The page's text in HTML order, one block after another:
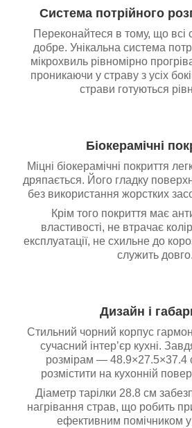
Система потрійного
Переконайтеся в тому, що всі
добре. Унікальна система
мікрохвиль рівномірно
проникаючи у страву з усіх
страви готуються
Біокерамічні
Міцні біокерамічні покриття
дряпається. Його гладку
без використання жорстких
Крім того покриття має
властивості, не втрачає
експлуатації, не схильне до
служить довго.
Дизайн і
Стильний чорний корпус
сучасний інтер’єр кухні.
розмірам — 48.9×27.5×37.4
розмістити на кухонній
Діаметр тарілки 28.8 см
нагрівання страв, що робить
ефективним помічником